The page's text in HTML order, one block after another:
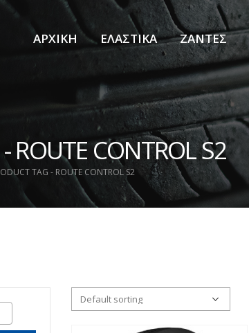
ΑΡΧΙΚΗ ΕΛΑΣΤΙΚΑ ΖΑΝΤΕΣ
ROUTE CONTROL S2
TAG - ROUTE CONTROL S2